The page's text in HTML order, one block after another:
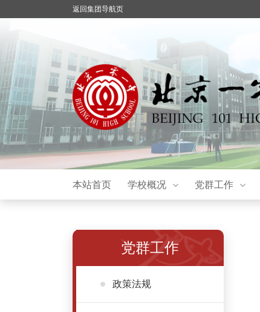
返回集团导航页
本站首页 学校概况 党群工作
党群工作
政策法规